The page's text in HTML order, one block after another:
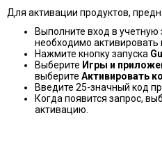
Для активации продуктов,
Выполните вход в учетную
необходимо активировать
Нажмите кнопку запуска
Выберите Игры и
выберите Активировать
Введите 25-значный код
Когда появится запрос,
активацию.